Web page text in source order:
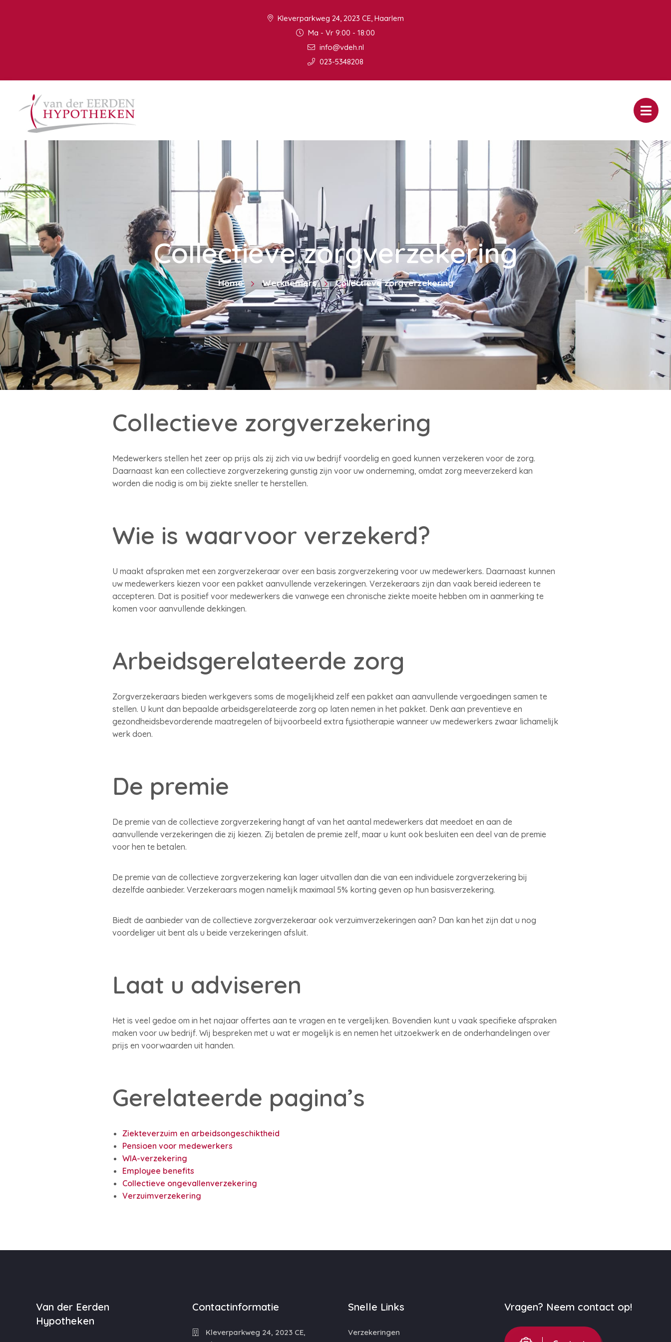
Kleverparkweg 24, 2023 CE, Haarlem
Ma - Vr 9:00 - 18:00
info@vdeh.nl
023-5348208
Collectieve zorgverzekering
Home Werknemers Collectieve zorgverzekering
Collectieve zorgverzekering
Medewerkers stellen het zeer op prijs als zij zich via uw bedrijf voordelig en goed kunnen verzekeren voor de zorg.
Daarnaast kan een collectieve zorgverzekering gunstig zijn voor uw onderneming, omdat zorg meeverzekerd kan
worden die nodig is om bij ziekte sneller te herstellen.
Wie is waarvoor verzekerd?
U maakt afspraken met een zorgverzekeraar over een basis zorgverzekering voor uw medewerkers. Daarnaast kunnen
uw medewerkers kiezen voor een pakket aanvullende verzekeringen. Verzekeraars zijn dan vaak bereid iedereen te
accepteren. Dat is positief voor medewerkers die vanwege een chronische ziekte moeite hebben om in aanmerking te
komen voor aanvullende dekkingen.
Arbeidsgerelateerde zorg
Zorgverzekeraars bieden werkgevers soms de mogelijkheid zelf een pakket aan aanvullende vergoedingen samen te
stellen. U kunt dan bepaalde arbeidsgerelateerde zorg op laten nemen in het pakket. Denk aan preventieve en
gezondheidsbevorderende maatregelen of bijvoorbeeld extra fysiotherapie wanneer uw medewerkers zwaar lichamelijk
werk doen.
De premie
De premie van de collectieve zorgverzekering hangt af van het aantal medewerkers dat meedoet en aan de
aanvullende verzekeringen die zij kiezen. Zij betalen de premie zelf, maar u kunt ook besluiten een deel van de premie
voor hen te betalen.
De premie van de collectieve zorgverzekering kan lager uitvallen dan die van een individuele zorgverzekering bij
dezelfde aanbieder. Verzekeraars mogen namelijk maximaal 5% korting geven op hun basisverzekering.
Biedt de aanbieder van de collectieve zorgverzekeraar ook verzuimverzekeringen aan? Dan kan het zijn dat u nog
voordeliger uit bent als u beide verzekeringen afsluit.
Laat u adviseren
Het is veel gedoe om in het najaar offertes aan te vragen en te vergelijken. Bovendien kunt u vaak specifieke afspraken
maken voor uw bedrijf. Wij bespreken met u wat er mogelijk is en nemen het uitzoekwerk en de onderhandelingen over
prijs en voorwaarden uit handen.
Gerelateerde pagina’s
Ziekteverzuim en arbeidsongeschiktheid
Pensioen voor medewerkers
WIA-verzekering
Employee benefits
Collectieve ongevallenverzekering
Verzuimverzekering
Van der Eerden
Hypotheken
Contactinformatie
Kleverparkweg 24, 2023 CE,
Snelle Links
Verzekeringen
Vragen? Neem contact op!